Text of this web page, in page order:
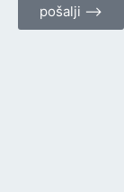
pošalji ⟶